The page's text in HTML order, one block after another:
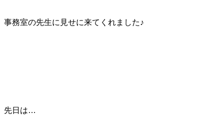
事務室の先生に見せに来てくれました♪
先日は…